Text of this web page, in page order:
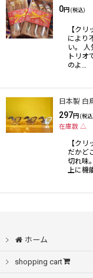
0円(税込)
【ク
により
い。
トリオ
のよ…
日本製 白
297円(税
在庫数 △
【ク
だかど
切れ味
上に機
ホーム
shopping cart